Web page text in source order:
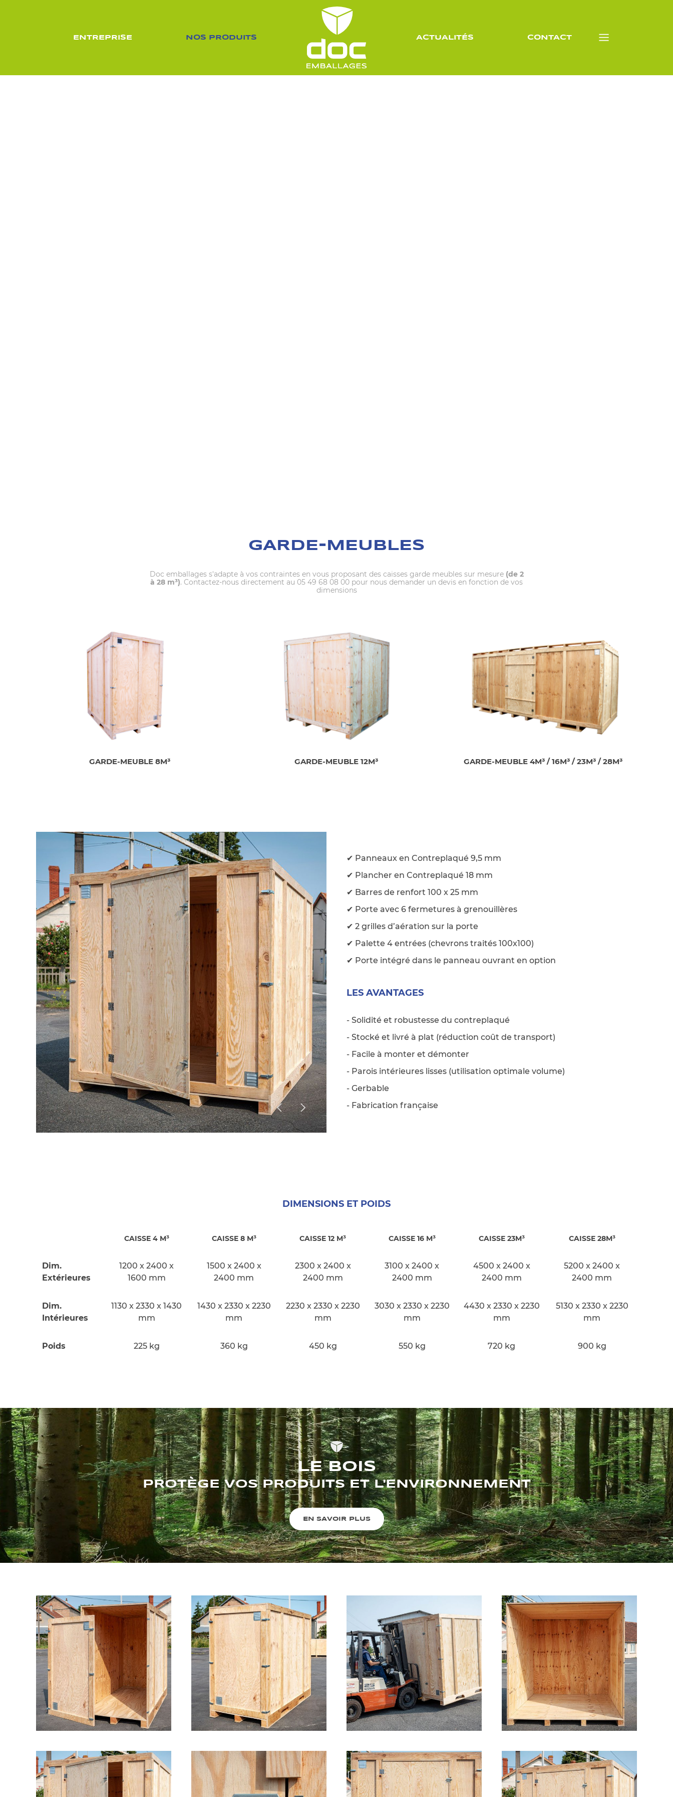
ENTREPRISE NOS PRODUITS ACTUALITÉS CONTACT
GARDE-MEUBLES
Doc emballages s'adapte à vos contraintes en vous proposant des caisses garde meubles sur mesure (de 2
à 28 m³). Contactez-nous directement au 05 49 68 08 00 pour nous demander un devis en fonction de vos
dimensions
GARDE-MEUBLE 8M³ GARDE-MEUBLE 12M³ GARDE-MEUBLE 4M³ / 16M³ / 23M³ / 28M³
✔ Panneaux en Contreplaqué 9,5 mm
✔ Plancher en Contreplaqué 18 mm
✔ Barres de renfort 100 x 25 mm
✔ Porte avec 6 fermetures à grenouillères
✔ 2 grilles d’aération sur la porte
✔ Palette 4 entrées (chevrons traités 100x100)
✔ Porte intégré dans le panneau ouvrant en option
LES AVANTAGES
- Solidité et robustesse du contreplaqué
- Stocké et livré à plat (réduction coût de transport)
- Facile à monter et démonter
- Parois intérieures lisses (utilisation optimale volume)
- Gerbable
- Fabrication française
DIMENSIONS ET POIDS
CAISSE 4 M³ CAISSE 8 M³ CAISSE 12 M³ CAISSE 16 M³ CAISSE 23M³ CAISSE 28M³
Dim.
Extérieures
1200 x 2400 x
1600 mm
1500 x 2400 x
2400 mm
2300 x 2400 x
2400 mm
3100 x 2400 x
2400 mm
4500 x 2400 x
2400 mm
5200 x 2400 x
2400 mm
Dim.
Intérieures
1130 x 2330 x 1430
mm
1430 x 2330 x 2230
mm
2230 x 2330 x 2230
mm
3030 x 2330 x 2230
mm
4430 x 2330 x 2230
mm
5130 x 2330 x 2230
mm
Poids 225 kg 360 kg 450 kg 550 kg 720 kg 900 kg
LE BOIS
PROTÈGE VOS PRODUITS ET L'ENVIRONNEMENT
EN SAVOIR PLUS